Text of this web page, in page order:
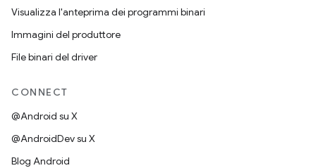
Visualizza l'anteprima dei programmi binari
Immagini del produttore
File binari del driver
CONNECT
@Android su X
@AndroidDev su X
Blog Android